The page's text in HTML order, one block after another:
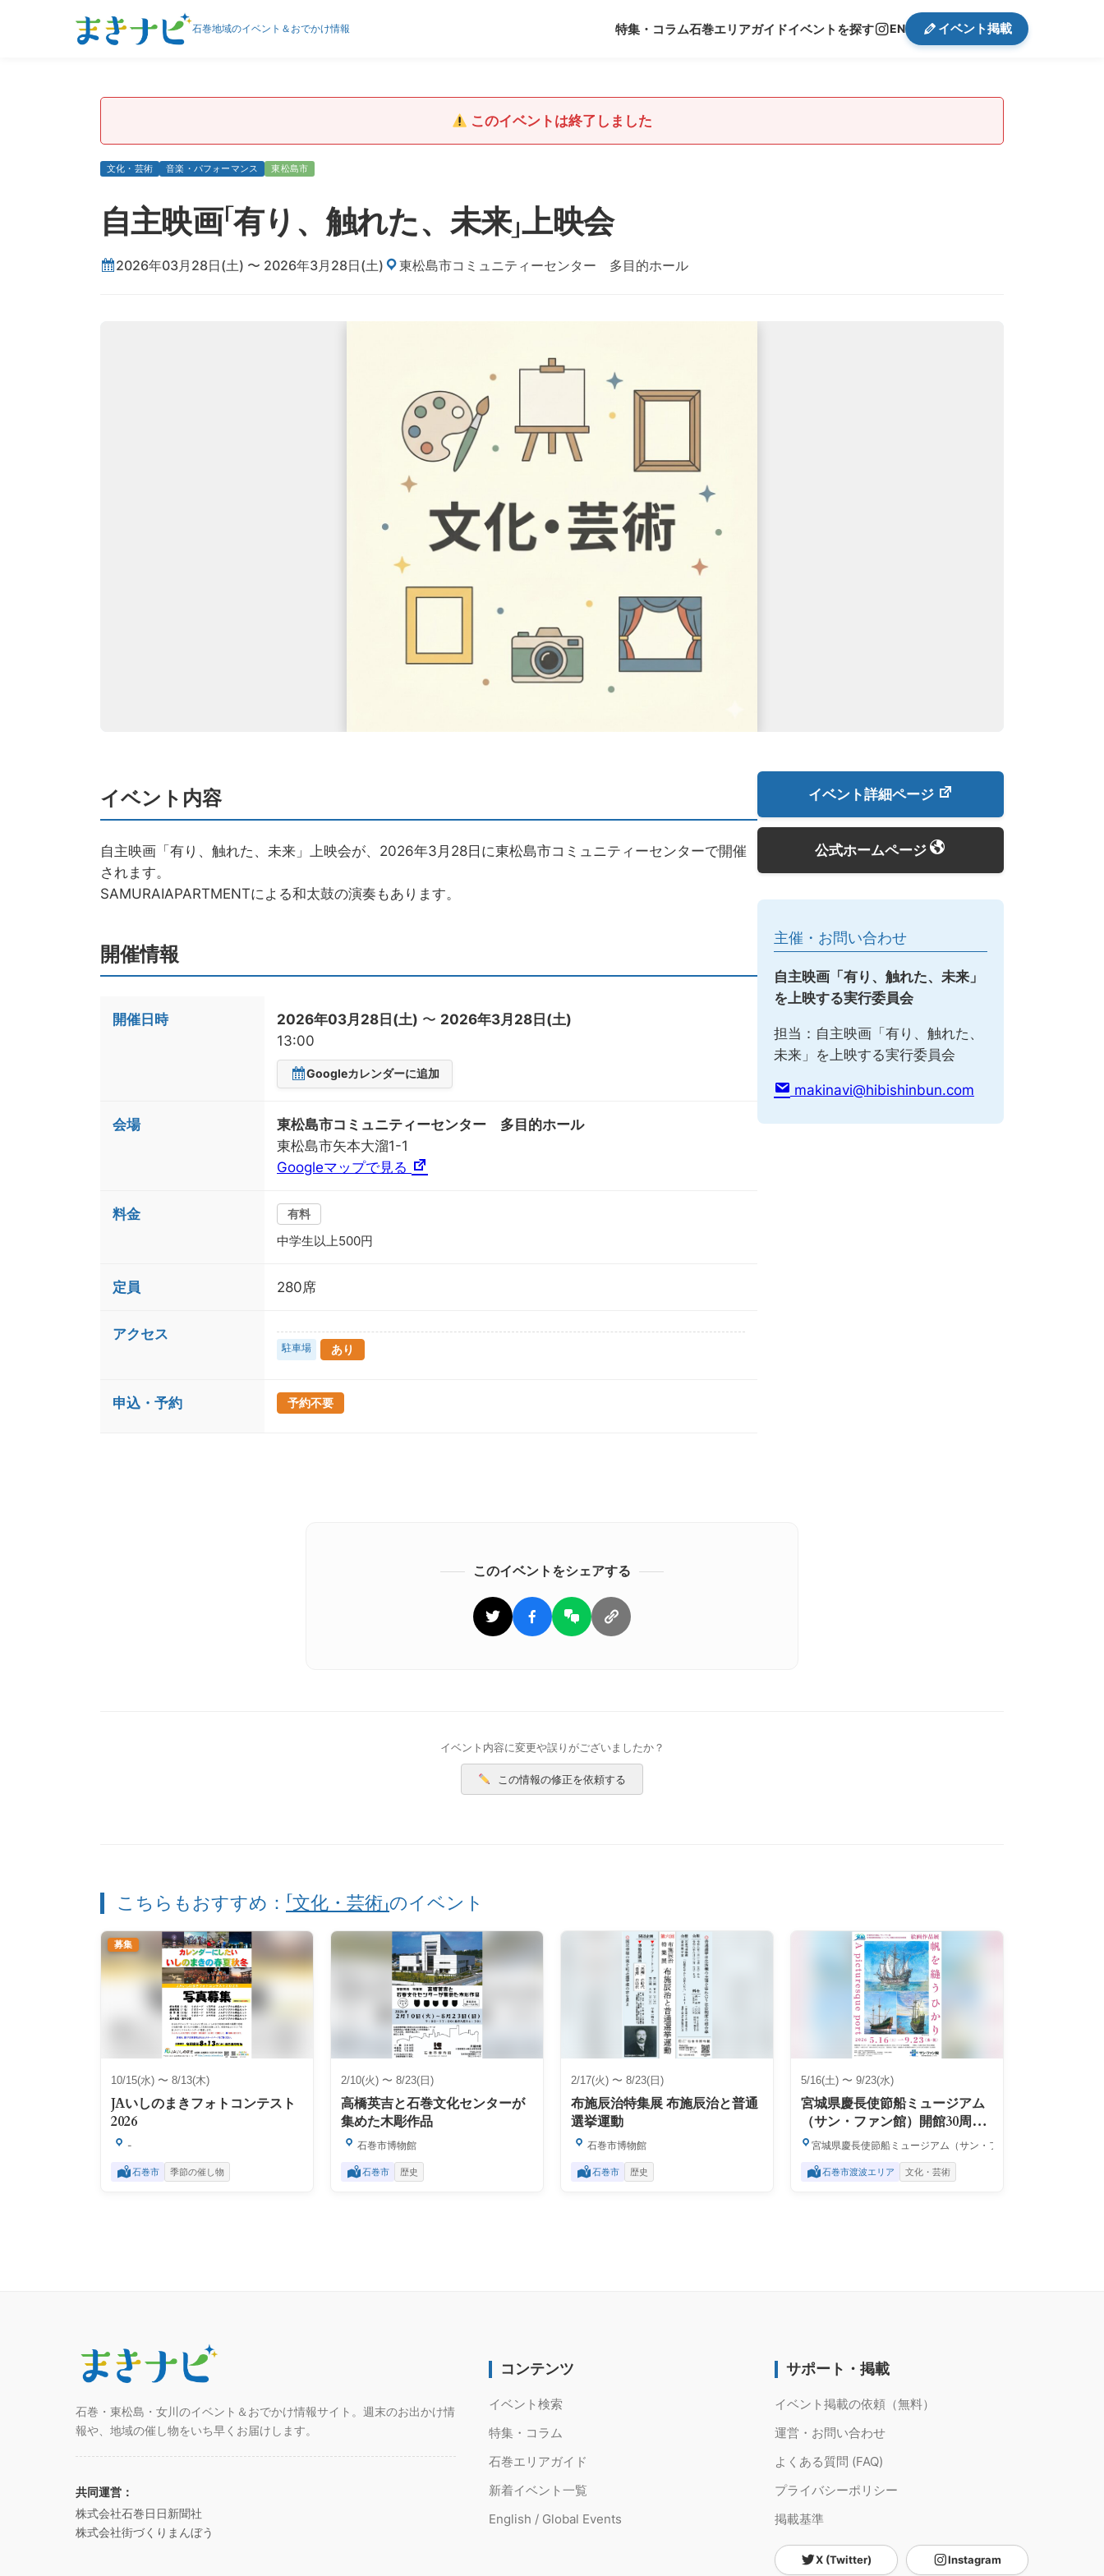
石巻地域のイベント＆おでかけ情報 特集・コラム石巻エリアガイドイベントを探す EN イベント掲載
このイベントは終了しました
文化・芸術 音楽・パフォーマンス 東松島市
自主映画「有り、触れた、未来」上映会
2026年03月28日(土) 〜 2026年3月28日(土) 東松島市コミュニティーセンター 多目的ホール
イベント内容
自主映画「有り、触れた、未来」上映会が、2026年3月28日に東松島市コミュニティーセンターで開催
されます。
SAMURAIAPARTMENTによる和太鼓の演奏もあります。
開催情報
開催日時 2026年03月28日(土) 〜 2026年3月28日(土)
13:00
Googleカレンダーに追加
会場
東松島市コミュニティーセンター 多目的ホール
東松島市矢本大溜1-1
Googleマップで見る
料金 有料
中学生以上500円
定員 280席
アクセス
駐車場 あり
申込・予約 予約不要
イベント詳細ページ
公式ホームページ
主催・お問い合わせ
自主映画「有り、触れた、未来」
を上映する実行委員会
担当：自主映画「有り、触れた、
未来」を上映する実行委員会
makinavi@hibishinbun.com
このイベントをシェアする
イベント内容に変更や誤りがございましたか？
この情報の修正を依頼する
こちらもおすすめ： 「文化・芸術」のイベント
募集
10/15(水) 〜 8/13(木)
JAいしのまきフォトコンテスト
2026
-
石巻市 季節の催し物
2/10(火) 〜 8/23(日)
高橋英吉と石巻文化センターが
集めた木彫作品
石巻市博物館
石巻市 歴史
2/17(火) 〜 8/23(日)
布施辰治特集展 布施辰治と普通
選挙運動
石巻市博物館
石巻市 歴史
5/16(土) 〜 9/23(水)
宮城県慶長使節船ミュージアム
（サン・ファン館）開館30周年
記念 絵画作品展「帆を縫うひか
り－A picturesque port－」
宮城県慶長使節船ミュージアム（サン・ファン館）
石巻市渡波エリア 文化・芸術
石巻・東松島・女川のイベント＆おでかけ情報サイト。週末のお出かけ情
報や、地域の催し物をいち早くお届けします。
共同運営：
株式会社石巻日日新聞社
株式会社街づくりまんぼう
コンテンツ
イベント検索
特集・コラム
石巻エリアガイド
新着イベント一覧
English / Global Events
サポート・掲載
イベント掲載の依頼（無料）
運営・お問い合わせ
よくある質問 (FAQ)
プライバシーポリシー
掲載基準
X (Twitter) Instagram